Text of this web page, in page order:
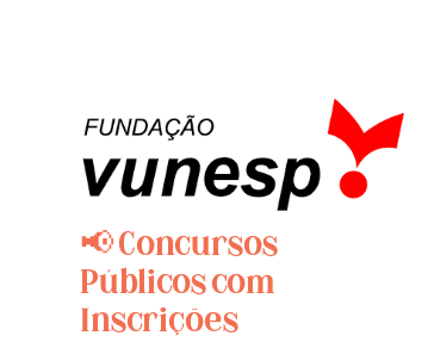
📢 Concursos
Públicos com
Inscrições